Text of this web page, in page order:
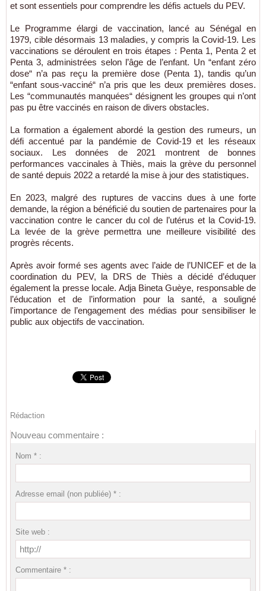
et sont essentiels pour comprendre les défis actuels du PEV.
Le Programme élargi de vaccination, lancé au Sénégal en
1979, cible désormais 13 maladies, y compris la Covid-19. Les
vaccinations se déroulent en trois étapes : Penta 1, Penta 2 et
Penta 3, administrées selon l’âge de l’enfant. Un “enfant zéro
dose“ n’a pas reçu la première dose (Penta 1), tandis qu’un
“enfant sous-vacciné“ n’a pris que les deux premières doses.
Les “communautés manquées“ désignent les groupes qui n’ont
pas pu être vaccinés en raison de divers obstacles.
La formation a également abordé la gestion des rumeurs, un
défi accentué par la pandémie de Covid-19 et les réseaux
sociaux. Les données de 2021 montrent de bonnes
performances vaccinales à Thiès, mais la grève du personnel
de santé depuis 2022 a retardé la mise à jour des statistiques.
En 2023, malgré des ruptures de vaccins dues à une forte
demande, la région a bénéficié du soutien de partenaires pour la
vaccination contre le cancer du col de l’utérus et la Covid-19.
La levée de la grève permettra une meilleure visibilité des
progrès récents.
Après avoir formé ses agents avec l’aide de l’UNICEF et de la
coordination du PEV, la DRS de Thiès a décidé d’éduquer
également la presse locale. Adja Bineta Guèye, responsable de
l’éducation et de l’information pour la santé, a souligné
l'importance de l’engagement des médias pour sensibiliser le
public aux objectifs de vaccination.
Rédaction
Nouveau commentaire :
Nom * :
Adresse email (non publiée) * :
Site web :
Commentaire * :